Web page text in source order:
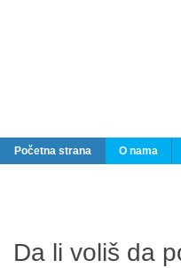
Početna strana O nama
Da li voliš da